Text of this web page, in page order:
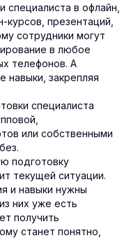
специалиста в офлайн,
презентаций,
сотрудники могут
в любое
телефонов. А
навыки, закрепляя
специалиста
или собственными
подготовку
текущей ситуации.
и навыки нужны
них уже есть
получить
станет понятно,